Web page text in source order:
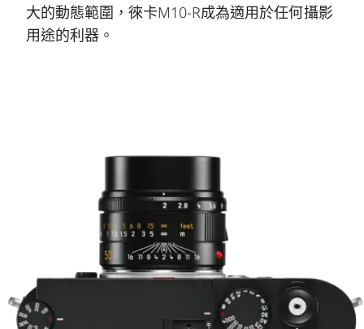
大的動態範圍，徠卡M10-R成為適用於任何攝影
用途的利器。